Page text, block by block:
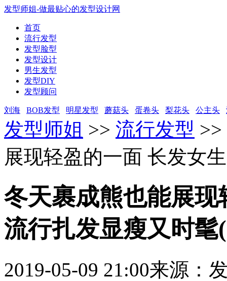
发型师姐-做最贴心的发型设计网
首页
流行发型
发型脸型
发型设计
男生发型
发型DIY
发型顾问
刘海 BOB发型 明星发型 蘑菇头 蛋卷头 梨花头 公主头
发型师姐 >> 流行发型 >>
展现轻盈的一面 长发女
冬天裹成熊也能展
流行扎发显瘦又时髦
2019-05-09 21:00来源：